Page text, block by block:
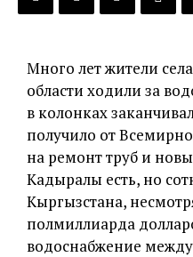
Кыргызстана
Много лет жители
области ходили за
в колонках
получило от
на ремонт труб и
Кадыралы есть, но
Кыргызстана,
полмиллиарда
водоснабжение